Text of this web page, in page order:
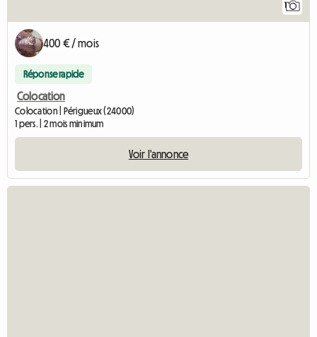
1
400 € / mois
Réponse rapide
Colocation
Colocation | Périgueux (24000)
1 pers. | 2 mois minimum
Voir l'annonce